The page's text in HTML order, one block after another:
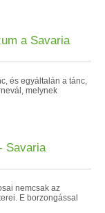
a Savaria
és egyáltalán a tánc,
melynek
Savaria
nemcsak az
E borzongással